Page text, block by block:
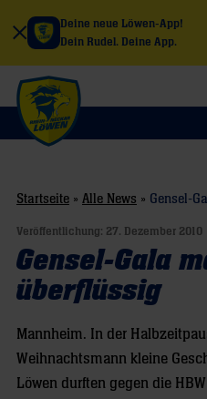
Deine neue Löwen-App!
Dein Rudel. Deine App.
Startseite » Alle News » Gensel-
Veröffentlichung: 27. Dezember 2010
Gensel-Gala
überflüssig
Mannheim. In der
Weihnachtsmann kleine
Löwen durften gegen die